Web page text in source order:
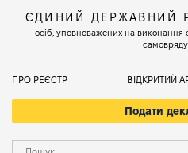
ЄДИНИЙ ДЕРЖАВНИЙ
осіб, уповноважених на виконання
ПРО РЕЄСТР ВІДКРИТИЙ
Подати